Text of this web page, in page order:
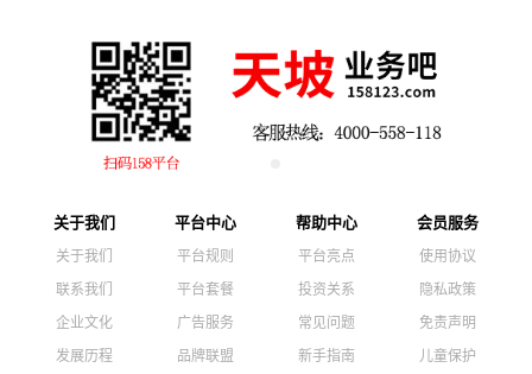
关于我们
关于我们
联系我们
企业文化
发展历程
平台中心
平台规则
平台套餐
广告服务
品牌联盟
帮助中心
平台亮点
投资关系
常见问题
新手指南
会员服务
使用协议
隐私政策
免责声明
儿童保护